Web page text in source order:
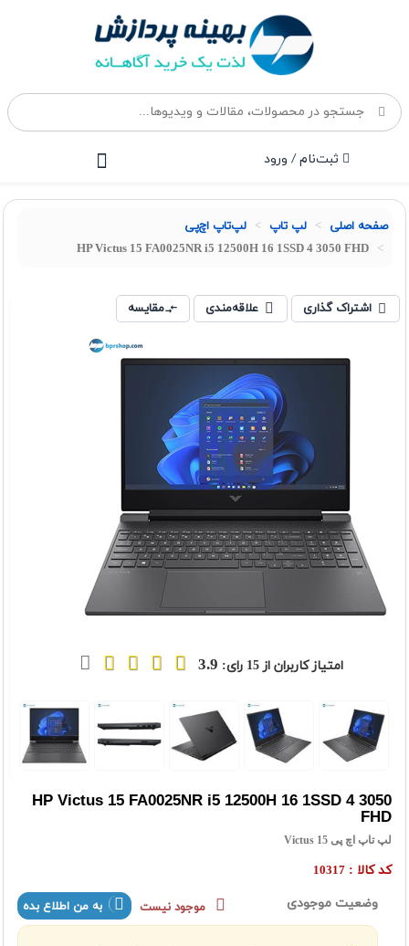
ثبت‌نام / ورود
صفحه اصلی لپ تاپ لپ‌تاپ اچ‌پی
HP Victus 15 FA0025NR i5 12500H 16 1SSD 4 3050 FHD
اشتراک گذاری علاقه‌مندی مقایسه
امتیاز کاربران از15 رای: 3.9
HP Victus 15 FA0025NR i5 12500H 16 1SSD 4 3050
FHD
لپ تاپ اچ پی Victus 15
کد کالا : 10317
وضعیت موجودی موجود نیست به من اطلاع بده